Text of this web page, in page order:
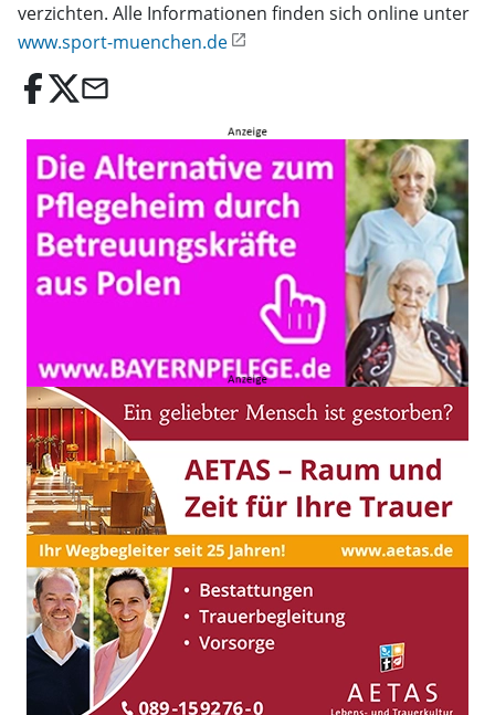
verzichten. Alle Informationen finden sich online unter
www.sport-muenchen.de
email